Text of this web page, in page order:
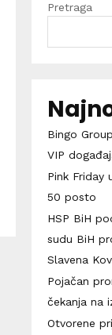
Pretraga
Bingo
VIP
Pink Friday
50 posto
HSP BiH
sudu BiH
Slavena
Pojačan
čekanja na
Otvorene